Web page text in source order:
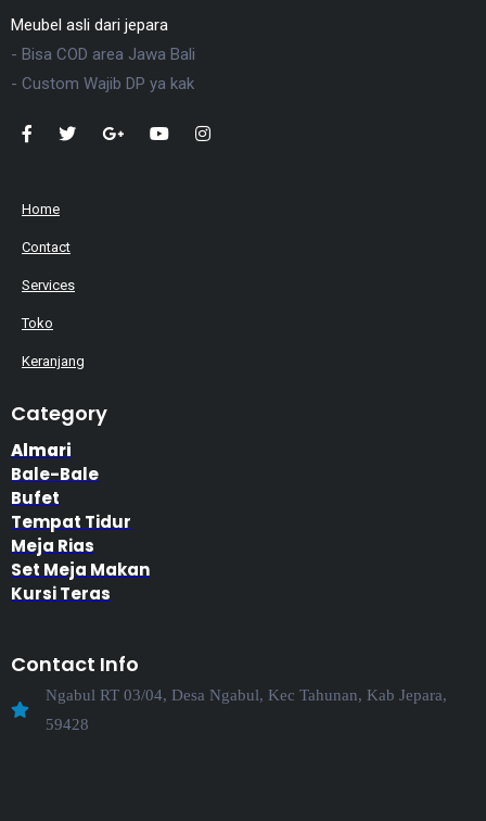
Meubel asli dari jepara
- Bisa COD area Jawa Bali
- Custom Wajib DP ya kak
Home
Contact
Services
Toko
Keranjang
Category
Almari
Bale-Bale
Bufet
Tempat Tidur
Meja Rias
Set Meja Makan
Kursi Teras
Contact Info
Ngabul RT 03/04, Desa Ngabul, Kec Tahunan, Kab Jepara,
59428